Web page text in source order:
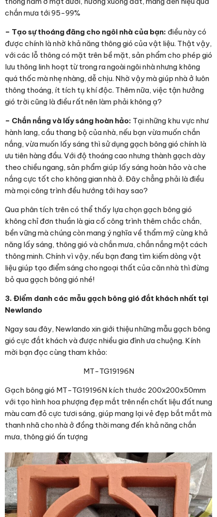
chắn mưa tới 95-99%
– Tạo sự thoáng đãng cho ngôi nhà của bạn: điều này có
được chính là nhờ khả năng thông gió của vật liệu. Thật vậy,
với các lỗ thông có mặt trên bề mặt, sản phẩm cho phép gió
lưu thông linh hoạt từ trong ra ngoài ngôi nhà nhưng không
quá thốc mà nhẹ nhàng, dễ chịu. Nhờ vậy mà giúp nhà ở luôn
thông thoáng, ít tích tụ khí độc. Thêm nữa, việc tận hưởng
gió trời cũng là điều rất nên làm phải không ạ?
– Chắn nắng và lấy sáng hoàn hảo: Tại những khu vực như
hành lang, cầu thang bộ của nhà, nếu bạn vừa muốn chắn
nắng, vừa muốn lấy sáng thì sử dụng gạch bông gió chính là
ưu tiên hàng đầu. Với độ thoáng cao nhưng thành gạch dày
theo chiều ngang, sản phẩm giúp lấy sáng hoàn hảo và che
nắng cực tốt cho không gian nhà ở. Đây chẳng phải là điều
mà mọi công trình đều hướng tới hay sao?
Qua phân tích trên có thể thấy lựa chọn gạch bông gió
không chỉ đơn thuần là gia cố công trình thêm chắc chắn,
bền vững mà chúng còn mang ý nghĩa về thẩm mỹ cùng khả
năng lấy sáng, thông gió và chắn mưa, chắn nắng một cách
thông minh. Chính vì vậy, nếu bạn đang tìm kiếm dòng vật
liệu giúp tạo điểm sáng cho ngoại thất của căn nhà thì đừng
bỏ qua gạch bông gió nhé!
3. Điểm danh các mẫu gạch bông gió đắt khách nhất tại
Newlando
Ngay sau đây, Newlando xin giới thiệu những mẫu gạch bông
gió cực đắt khách và được nhiều gia đình ưa chuộng. Kính
mời bạn đọc cùng tham khảo:
MT-TG19196N
Gạch bông gió MT-TG19196N kích thước 200x200x50mm
với tạo hình hoa phượng đẹp mắt trên nền chất liệu đất nung
màu cam đỏ cực tươi sáng, giúp mang lại vẻ đẹp bắt mắt mà
thanh nhã cho nhà ở đồng thời mang đến khả năng chắn
mưa, thông gió ấn tượng